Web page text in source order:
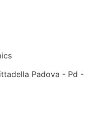
Padova - Pd -